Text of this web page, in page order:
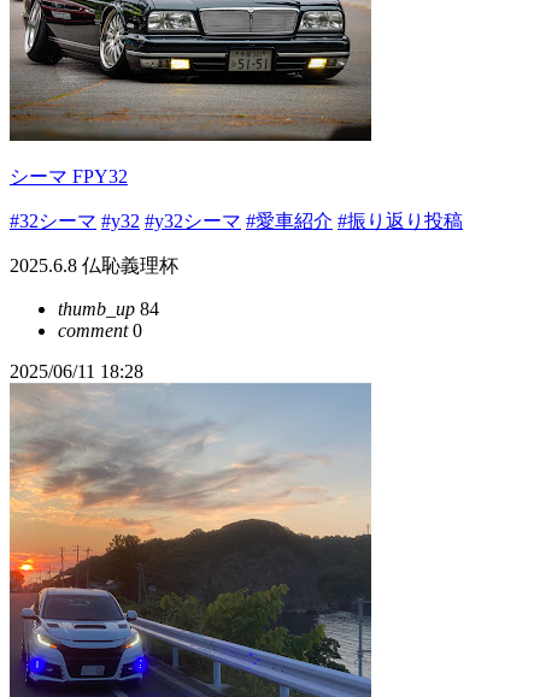
シーマ FPY32
#32シーマ #y32 #y32シーマ #愛車紹介 #振り返り投稿
2025.6.8 仏恥義理杯
thumb_up 84
comment0
2025/06/11 18:28